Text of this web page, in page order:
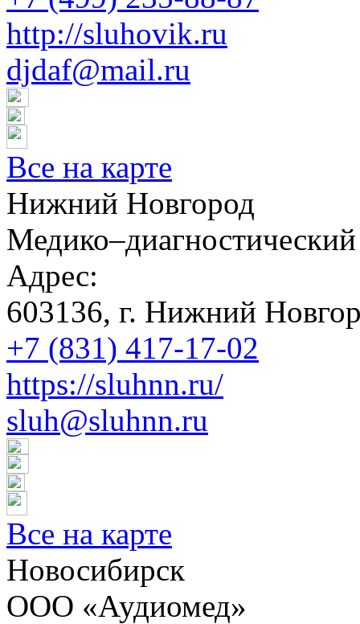
http://sluhovik.ru
djdaf@mail.ru
Все на карте
Нижний Новгород
Адрес:
603136, г. Нижний
+7 (831) 417-17-02
https://sluhnn.ru/
sluh@sluhnn.ru
Все на карте
Новосибирск
ООО «Аудиомед»